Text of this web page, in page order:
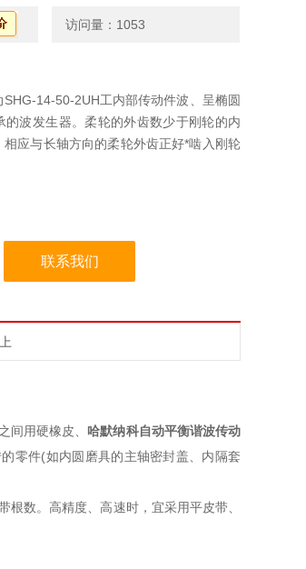
访问量：1053
14-50-2UH工内部传动件波、呈椭圆
的波发生器。柔轮的外齿数少于刚轮的内
应与长轴方向的柔轮外齿正好*啮入刚轮
联系我们
间用硬橡皮、哈默纳科自动平衡谐波传动
零件(如内圆磨具的主轴密封盖、内隔套
根数。高精度、高速时，宜采用平皮带、